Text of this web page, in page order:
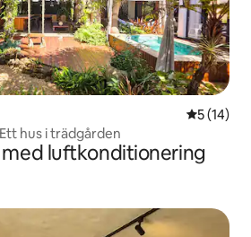
5 av 5 i
5 (14)
Recanto do Algodão Ett hus i trädgården
luftkonditionering